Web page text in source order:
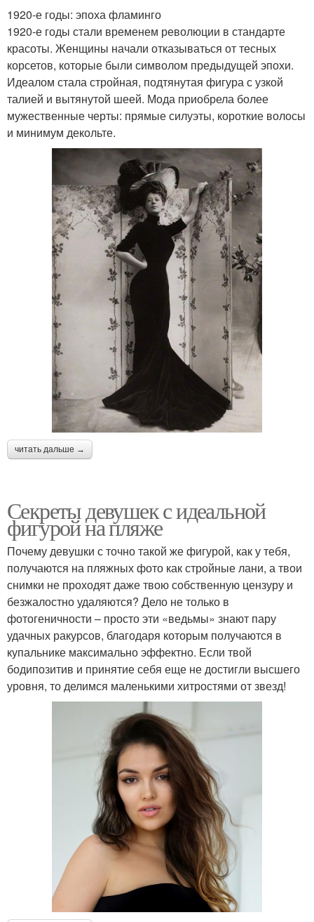
1920-е годы: эпоха фламинго
1920-е годы стали временем революции в стандарте
красоты. Женщины начали отказываться от тесных
корсетов, которые были символом предыдущей эпохи.
Идеалом стала стройная, подтянутая фигура с узкой
талией и вытянутой шеей. Мода приобрела более
мужественные черты: прямые силуэты, короткие волосы
и минимум декольте.
читать дальше →
Секреты девушек с идеальной
фигурой на пляже
Почему девушки с точно такой же фигурой, как у тебя,
получаются на пляжных фото как стройные лани, а твои
снимки не проходят даже твою собственную цензуру и
безжалостно удаляются? Дело не только в
фотогеничности – просто эти «ведьмы» знают пару
удачных ракурсов, благодаря которым получаются в
купальнике максимально эффектно. Если твой
бодипозитив и принятие себя еще не достигли высшего
уровня, то делимся маленькими хитростями от звезд!